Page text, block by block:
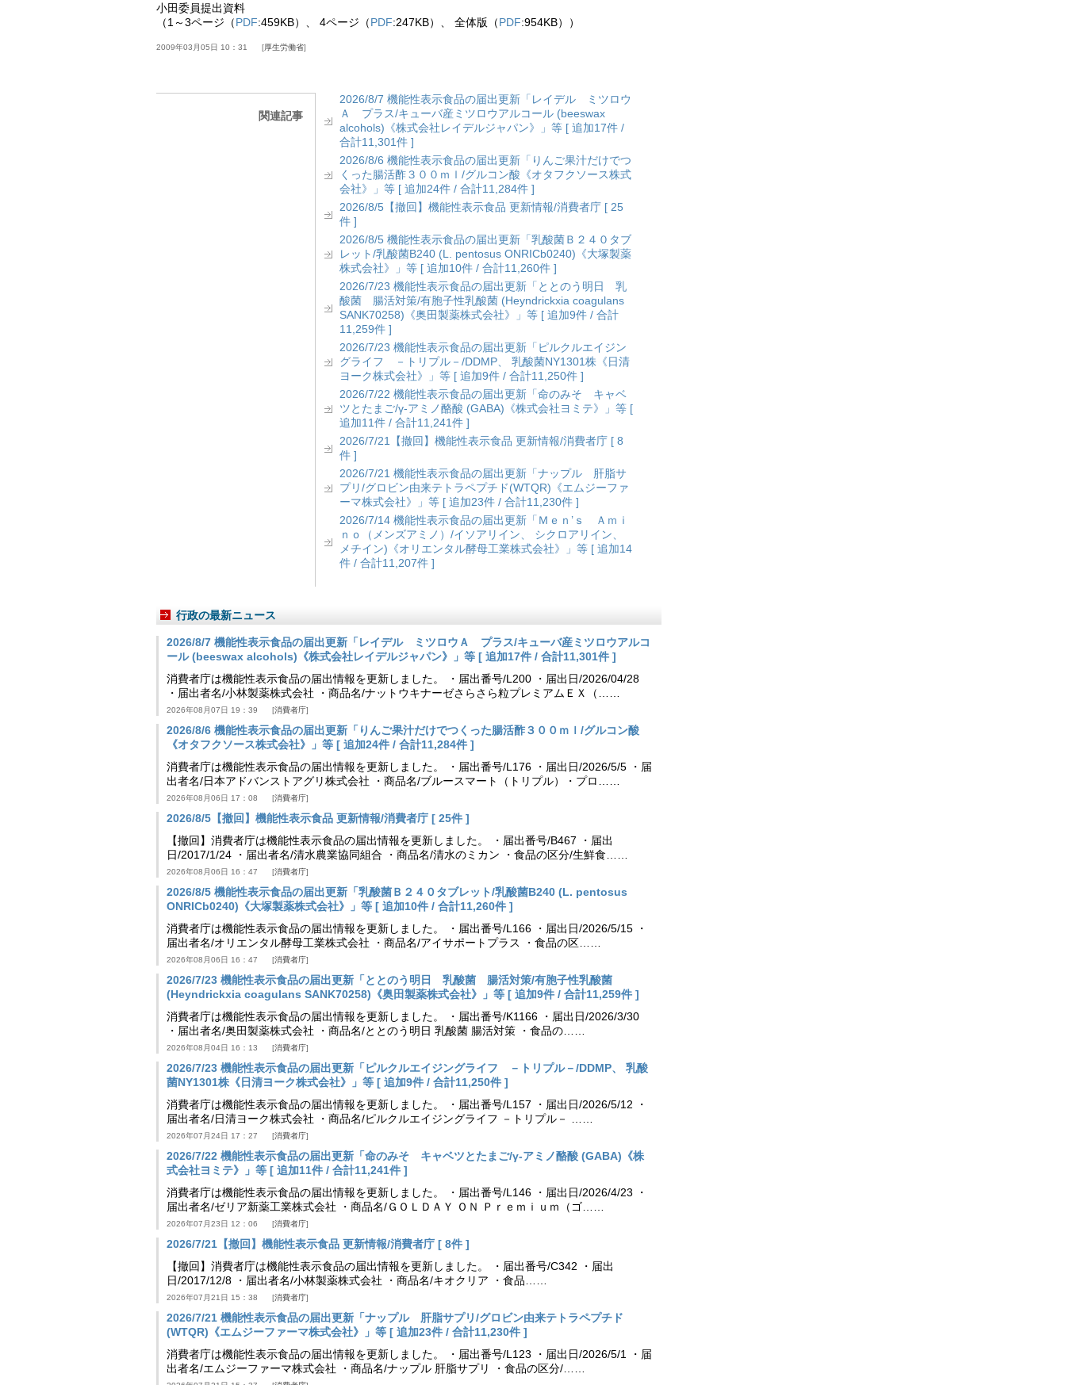
小田委員提出資料
（1～3ページ（PDF:459KB）、 4ページ（PDF:247KB）、 全体版（PDF:954KB））
2009年03月05日 10：31 厚生労働省
関連記事
2026/8/7 機能性表示食品の届出更新「レイデル ミツロウ
Ａ プラス/キューバ産ミツロウアルコール (beeswax
alcohols)《株式会社レイデルジャパン》」等 [ 追加17件 /
合計11,301件 ]
2026/8/6 機能性表示食品の届出更新「りんご果汁だけでつ
くった腸活酢３００ｍｌ/グルコン酸《オタフクソース株式
会社》」等 [ 追加24件 / 合計11,284件 ]
2026/8/5【撤回】機能性表示食品 更新情報/消費者庁 [ 25
件 ]
2026/8/5 機能性表示食品の届出更新「乳酸菌Ｂ２４０タブ
レット/乳酸菌B240 (L. pentosus ONRICb0240)《大塚製薬
株式会社》」等 [ 追加10件 / 合計11,260件 ]
2026/7/23 機能性表示食品の届出更新「ととのう明日 乳
酸菌 腸活対策/有胞子性乳酸菌 (Heyndrickxia coagulans
SANK70258)《奥田製薬株式会社》」等 [ 追加9件 / 合計
11,259件 ]
2026/7/23 機能性表示食品の届出更新「ピルクルエイジン
グライフ －トリプル－/DDMP、 乳酸菌NY1301株《日清
ヨーク株式会社》」等 [ 追加9件 / 合計11,250件 ]
2026/7/22 機能性表示食品の届出更新「命のみそ キャベ
ツとたまご/γ-アミノ酪酸 (GABA)《株式会社ヨミテ》」等 [
追加11件 / 合計11,241件 ]
2026/7/21【撤回】機能性表示食品 更新情報/消費者庁 [ 8
件 ]
2026/7/21 機能性表示食品の届出更新「ナップル 肝脂サ
プリ/グロビン由来テトラペプチド(WTQR)《エムジーファ
ーマ株式会社》」等 [ 追加23件 / 合計11,230件 ]
2026/7/14 機能性表示食品の届出更新「Ｍｅｎ’ｓ Ａｍｉ
ｎｏ（メンズアミノ）/イソアリイン、 シクロアリイン、
メチイン)《オリエンタル酵母工業株式会社》」等 [ 追加14
件 / 合計11,207件 ]
行政の最新ニュース
2026/8/7 機能性表示食品の届出更新「レイデル ミツロウＡ プラス/キューバ産ミツロウアルコ
ール (beeswax alcohols)《株式会社レイデルジャパン》」等 [ 追加17件 / 合計11,301件 ]
消費者庁は機能性表示食品の届出情報を更新しました。 ・届出番号/L200 ・届出日/2026/04/28
・届出者名/小林製薬株式会社 ・商品名/ナットウキナーゼさらさら粒プレミアムＥＸ（……
2026年08月07日 19：39 消費者庁
2026/8/6 機能性表示食品の届出更新「りんご果汁だけでつくった腸活酢３００ｍｌ/グルコン酸
《オタフクソース株式会社》」等 [ 追加24件 / 合計11,284件 ]
消費者庁は機能性表示食品の届出情報を更新しました。 ・届出番号/L176 ・届出日/2026/5/5 ・届
出者名/日本アドバンストアグリ株式会社 ・商品名/ブルースマート（トリプル）・プロ……
2026年08月06日 17：08 消費者庁
2026/8/5【撤回】機能性表示食品 更新情報/消費者庁 [ 25件 ]
【撤回】消費者庁は機能性表示食品の届出情報を更新しました。 ・届出番号/B467 ・届出
日/2017/1/24 ・届出者名/清水農業協同組合 ・商品名/清水のミカン ・食品の区分/生鮮食……
2026年08月06日 16：47 消費者庁
2026/8/5 機能性表示食品の届出更新「乳酸菌Ｂ２４０タブレット/乳酸菌B240 (L. pentosus
ONRICb0240)《大塚製薬株式会社》」等 [ 追加10件 / 合計11,260件 ]
消費者庁は機能性表示食品の届出情報を更新しました。 ・届出番号/L166 ・届出日/2026/5/15 ・
届出者名/オリエンタル酵母工業株式会社 ・商品名/アイサポートプラス ・食品の区……
2026年08月06日 16：47 消費者庁
2026/7/23 機能性表示食品の届出更新「ととのう明日 乳酸菌 腸活対策/有胞子性乳酸菌
(Heyndrickxia coagulans SANK70258)《奥田製薬株式会社》」等 [ 追加9件 / 合計11,259件 ]
消費者庁は機能性表示食品の届出情報を更新しました。 ・届出番号/K1166 ・届出日/2026/3/30
・届出者名/奥田製薬株式会社 ・商品名/ととのう明日 乳酸菌 腸活対策 ・食品の……
2026年08月04日 16：13 消費者庁
2026/7/23 機能性表示食品の届出更新「ピルクルエイジングライフ －トリプル－/DDMP、 乳酸
菌NY1301株《日清ヨーク株式会社》」等 [ 追加9件 / 合計11,250件 ]
消費者庁は機能性表示食品の届出情報を更新しました。 ・届出番号/L157 ・届出日/2026/5/12 ・
届出者名/日清ヨーク株式会社 ・商品名/ピルクルエイジングライフ －トリプル－ ……
2026年07月24日 17：27 消費者庁
2026/7/22 機能性表示食品の届出更新「命のみそ キャベツとたまご/γ-アミノ酪酸 (GABA)《株
式会社ヨミテ》」等 [ 追加11件 / 合計11,241件 ]
消費者庁は機能性表示食品の届出情報を更新しました。 ・届出番号/L146 ・届出日/2026/4/23 ・
届出者名/ゼリア新薬工業株式会社 ・商品名/ＧＯＬＤＡＹ ＯＮ Ｐｒｅｍｉｕｍ（ゴ……
2026年07月23日 12：06 消費者庁
2026/7/21【撤回】機能性表示食品 更新情報/消費者庁 [ 8件 ]
【撤回】消費者庁は機能性表示食品の届出情報を更新しました。 ・届出番号/C342 ・届出
日/2017/12/8 ・届出者名/小林製薬株式会社 ・商品名/キオクリア ・食品……
2026年07月21日 15：38 消費者庁
2026/7/21 機能性表示食品の届出更新「ナップル 肝脂サプリ/グロビン由来テトラペプチド
(WTQR)《エムジーファーマ株式会社》」等 [ 追加23件 / 合計11,230件 ]
消費者庁は機能性表示食品の届出情報を更新しました。 ・届出番号/L123 ・届出日/2026/5/1 ・届
出者名/エムジーファーマ株式会社 ・商品名/ナップル 肝脂サプリ ・食品の区分/……